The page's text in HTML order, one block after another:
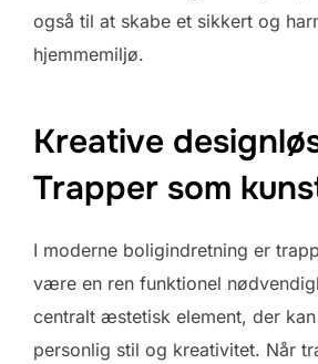
også til at skabe et sikkert og
hjemmemiljø.
Kreative
Trapper som
I moderne boligindretning er
være en ren funktionel
centralt æstetisk element, der
personlig stil og kreativitet. Når